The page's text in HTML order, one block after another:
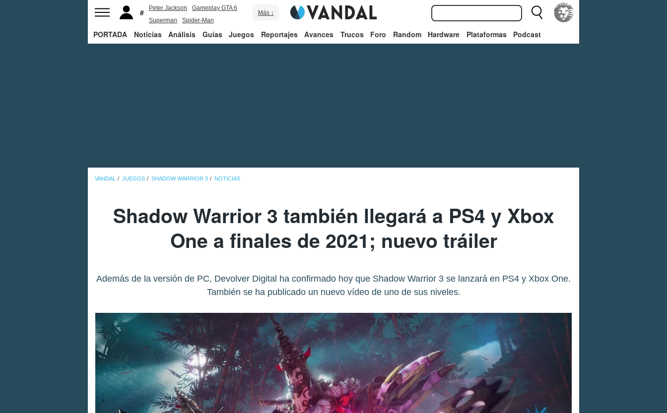
Peter Jackson
Gameplay GTA 6
Superman
Spider-Man
Más ↓
PORTADA Noticias Análisis Guías Juegos Reportajes Avances Trucos Foro Random Hardware Plataformas Podcast
VANDAL JUEGOS SHADOW WARRIOR 3 NOTICIAS
Shadow Warrior 3 también llegará a PS4 y Xbox
One a finales de 2021; nuevo tráiler
Además de la versión de PC, Devolver Digital ha confirmado hoy que Shadow Warrior 3 se lanzará en PS4 y Xbox One.
También se ha publicado un nuevo vídeo de uno de sus niveles.